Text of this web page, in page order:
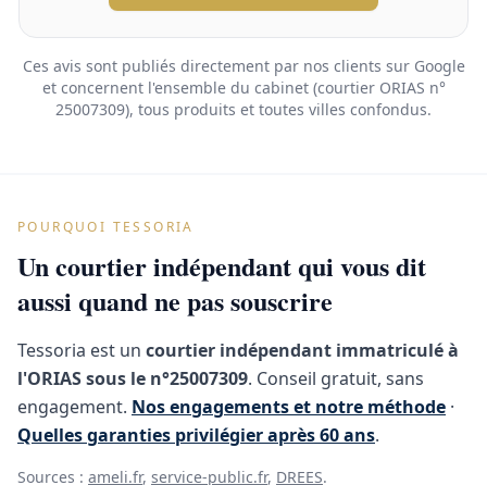
Ces avis sont publiés directement par nos clients sur Google
et concernent l'ensemble du cabinet (courtier ORIAS n°
25007309), tous produits et toutes villes confondus.
POURQUOI TESSORIA
Un courtier indépendant qui vous dit
aussi quand ne pas souscrire
Tessoria est un courtier indépendant immatriculé à
l'ORIAS sous le n°25007309. Conseil gratuit, sans
engagement. Nos engagements et notre méthode ·
Quelles garanties privilégier après 60 ans.
Sources : ameli.fr, service-public.fr, DREES.